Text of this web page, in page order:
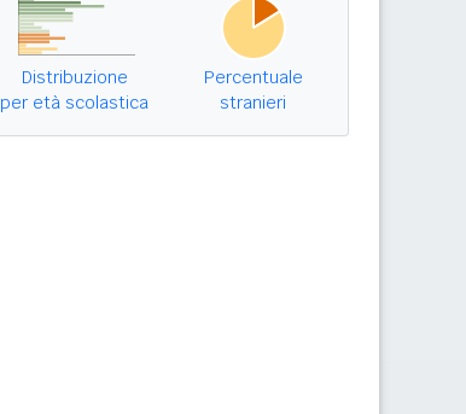
Distribuzione
per età scolastica
Percentuale
stranieri